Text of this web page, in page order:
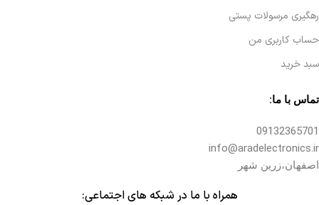
رهگیری مرسولات پستی
حساب کاربری من
سبد خرید
تماس با ما:
09132365701
info@aradelectronics.ir
اصفهان،زرین شهر
همراه با ما در شبکه های اجتماعی: